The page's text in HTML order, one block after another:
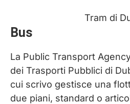
Tram di
Bus
La Public Transport
dei Trasporti Pubblici di
cui scrivo gestisce una
due piani, standard o